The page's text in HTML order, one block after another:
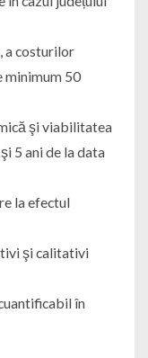
a costurilor
minimum 50
şi viabilitatea
5 ani de la data
la efectul
şi calitativi
în